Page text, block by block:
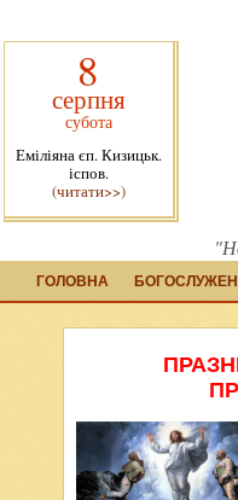
8
серпня
субота
Еміліяна єп. Кизицьк.
іспов.
(читати>>)
ГОЛОВНА